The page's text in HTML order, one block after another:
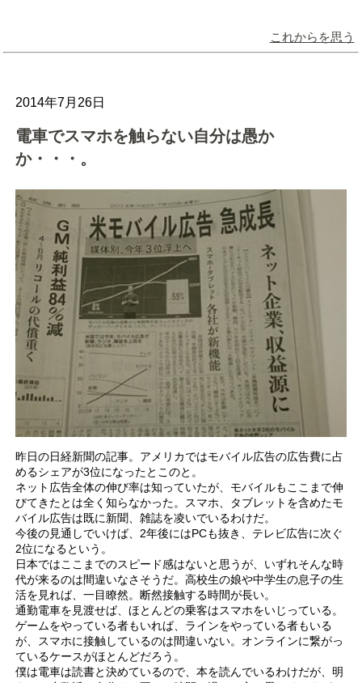
これからを思う
2014年7月26日
電車でスマホを触らない自分は愚か
か・・・。
昨日の日経新聞の記事。アメリカではモバイル広告の広告費に占
めるシェアが3位になったとこのと。
ネット広告全体の伸び率は知っていたが、モバイルもここまで伸
びてきたとは全く知らなかった。スマホ、タブレットを含めたモ
バイル広告は既に新聞、雑誌を凌いでいるわけだ。
今後の見通しでいけば、2年後にはPCも抜き、テレビ広告に次ぐ
2位になるという。
日本ではここまでのスピード感はないと思うが、いずれそんな時
代が来るのは間違いなさそうだ。高校生の娘や中学生の息子の生
活を見れば、一目瞭然。断然接触する時間が長い。
通勤電車を見渡せば、ほとんどの乗客はスマホをいじっている。
ゲームをやっている者もいれば、ラインをやっている者もいる
が、スマホに接触しているのは間違いない。オンラインに繋がっ
ているケースがほとんどだろう。
僕は電車は読書と決めているので、本を読んでいるわけだが、明